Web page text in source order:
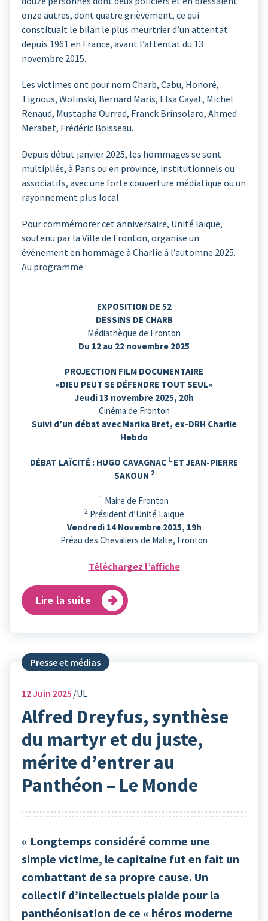
onze autres, dont quatre grièvement, ce qui
constituait le bilan le plus meurtrier d’un attentat
depuis 1961 en France, avant l’attentat du 13
novembre 2015.
Les victimes ont pour nom Charb, Cabu, Honoré,
Tignous, Wolinski, Bernard Maris, Elsa Cayat, Michel
Renaud, Mustapha Ourrad, Franck Brinsolaro, Ahmed
Merabet, Frédéric Boisseau.
Depuis début janvier 2025, les hommages se sont
multipliés, à Paris ou en province, institutionnels ou
associatifs, avec une forte couverture médiatique ou un
rayonnement plus local.
Pour commémorer cet anniversaire, Unité laïque,
soutenu par la Ville de Fronton, organise un
événement en hommage à Charlie à l’automne 2025.
Au programme :
EXPOSITION DE 52
DESSINS DE CHARB
Médiathèque de Fronton
Du 12 au 22 novembre 2025
PROJECTION FILM DOCUMENTAIRE
«DIEU PEUT SE DÉFENDRE TOUT SEUL»
Jeudi 13 novembre 2025, 20h
Cinéma de Fronton
Suivi d’un débat avec Marika Bret, ex-DRH Charlie
Hebdo
DÉBAT LAÏCITÉ : HUGO CAVAGNAC 1 ET JEAN-PIERRE
SAKOUN 2
1 Maire de Fronton
2Président d’Unité Laïque
Vendredi 14 Novembre 2025, 19h
Préau des Chevaliers de Malte, Fronton
Téléchargez l’affiche
Lire la suite
Presse et médias
12Juin 2025 UL
Alfred Dreyfus, synthèse
du martyr et du juste,
mérite d’entrer au
Panthéon – Le Monde
« Longtemps considéré comme une
simple victime, le capitaine fut en fait un
combattant de sa propre cause. Un
collectif d’intellectuels plaide pour la
panthéonisation de ce « héros moderne